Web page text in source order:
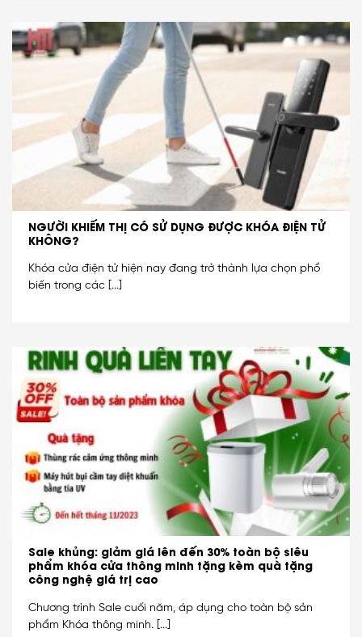
NGƯỜI KHIẾM THỊ CÓ SỬ DỤNG ĐƯỢC KHÓA ĐIỆN TỬ
KHÔNG?
Khóa cửa điện tử hiện nay đang trở thành lựa chọn phổ
biến trong các [...]
Sale khủng: giảm giá lên đến 30% toàn bộ siêu
phẩm khóa cửa thông minh tặng kèm quà tặng
công nghệ giá trị cao
Chương trình Sale cuối năm, áp dụng cho toàn bộ sản
phẩm Khóa thông minh. [...]